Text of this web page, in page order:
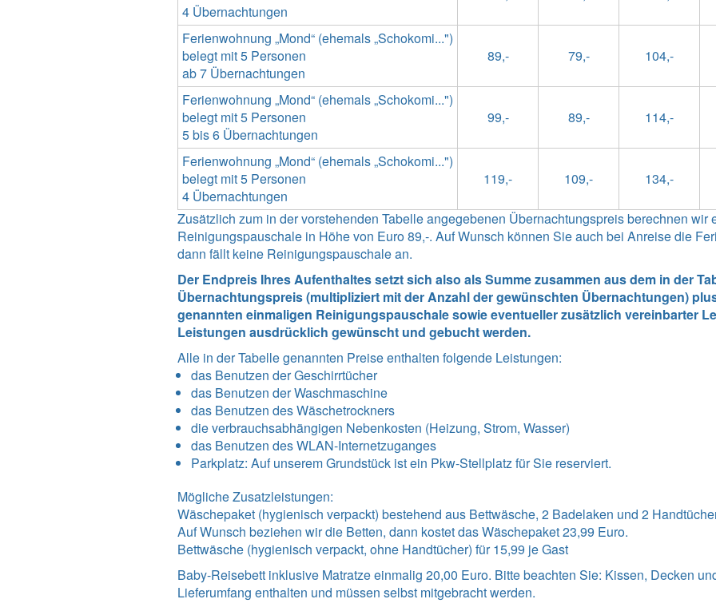
4 Übernachtungen
Ferienwohnung „Mond“ (ehemals „Schokomi...")
belegt mit 5 Personen
ab 7 Übernachtungen
Ferienwohnung „Mond“ (ehemals „Schokomi...")
belegt mit 5 Personen
5 bis 6 Übernachtungen
Ferienwohnung „Mond“ (ehemals „Schokomi...")
belegt mit 5 Personen
4 Übernachtungen
89,- 79,- 104,-
99,- 89,- 114,-
119,- 109,- 134,-
Zusätzlich zum in der vorstehenden Tabelle angegebenen Übernachtungspreis berechnen wir
Reinigungspauschale in Höhe von Euro 89,-. Auf Wunsch können Sie auch bei Anreise die
dann fällt keine Reinigungspauschale an.
Der Endpreis Ihres Aufenthaltes setzt sich also als Summe zusammen aus dem in der
Übernachtungspreis (multipliziert mit der Anzahl der gewünschten Übernachtungen)
genannten einmaligen Reinigungspauschale sowie eventueller zusätzlich vereinbarter
Leistungen ausdrücklich gewünscht und gebucht werden.
Alle in der Tabelle genannten Preise enthalten folgende Leistungen:
das Benutzen der Geschirrtücher
das Benutzen der Waschmaschine
das Benutzen des Wäschetrockners
die verbrauchsabhängigen Nebenkosten (Heizung, Strom, Wasser)
das Benutzen des WLAN-Internetzuganges
Parkplatz: Auf unserem Grundstück ist ein Pkw-Stellplatz für Sie reserviert.
Mögliche Zusatzleistungen:
Wäschepaket (hygienisch verpackt) bestehend aus Bettwäsche, 2 Badelaken und 2
Auf Wunsch beziehen wir die Betten, dann kostet das Wäschepaket 23,99 Euro.
Bettwäsche (hygienisch verpackt, ohne Handtücher) für 15,99 je Gast
Baby-Reisebett inklusive Matratze einmalig 20,00 Euro. Bitte beachten Sie: Kissen, Decken
Lieferumfang enthalten und müssen selbst mitgebracht werden.